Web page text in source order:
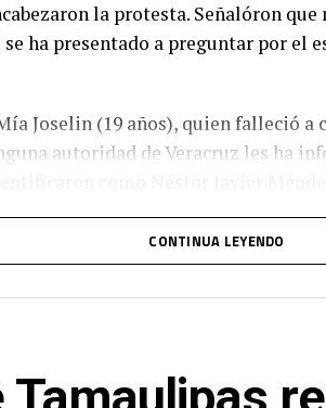
la protesta. Señalóron que
ha presentado a preguntar por el
Joselin (19 años), quien falleció a
autoridad de Veracruz les ha
CONTINUA LEYENDO